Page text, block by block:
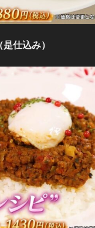
仕込み）